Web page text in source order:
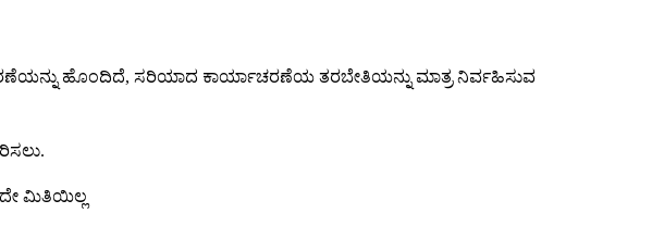
ಹೊಂದಿದೆ, ಸರಿಯಾದ ಕಾರ್ಯಾಚರಣೆಯ ತರಬೇತಿಯನ್ನು ಮಾತ್ರ ನಿರ್ವಹಿಸುವ
ಮಿತಿಯಿಲ್ಲ